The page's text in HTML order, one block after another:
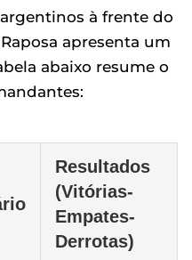
à frente do
apresenta um
abaixo resume o
Resultados
(Vitórias-
Empates-
Derrotas)